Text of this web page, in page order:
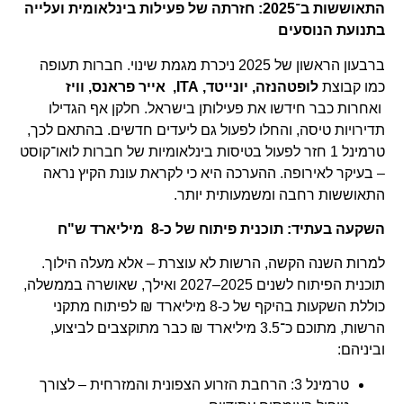
התאוששות ב־2025: חזרתה של פעילות בינלאומית ועלייה
בתנועת הנוסעים
ברבעון הראשון של 2025 ניכרת מגמת שינוי. חברות תעופה
כמו קבוצת לופטהנזה, יונייטד, ITA , אייר פראנס, וויז
ואחרות כבר חידשו את פעילותן בישראל. חלקן אף הגדילו
תדירויות טיסה, והחלו לפעול גם ליעדים חדשים. בהתאם לכך,
טרמינל 1 חזר לפעול בטיסות בינלאומיות של חברות לואו־קוסט
– בעיקר לאירופה. ההערכה היא כי לקראת עונת הקיץ נראה
התאוששות רחבה ומשמעותית יותר.
השקעה בעתיד: תוכנית פיתוח של כ-8 מיליארד ש"ח
למרות השנה הקשה, הרשות לא עוצרת – אלא מעלה הילוך.
תוכנית הפיתוח לשנים 2025–2027 ואילך, שאושרה בממשלה,
כוללת השקעות בהיקף של כ-8 מיליארד ₪ לפיתוח מתקני
הרשות, מתוכם כ־3.5 מיליארד ₪ כבר מתוקצבים לביצוע,
וביניהם:
טרמינל 3: הרחבת הזרוע הצפונית והמזרחית – לצורך